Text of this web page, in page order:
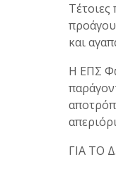
και
Η ΕΠΣ
ΓΙΑ ΤΟ